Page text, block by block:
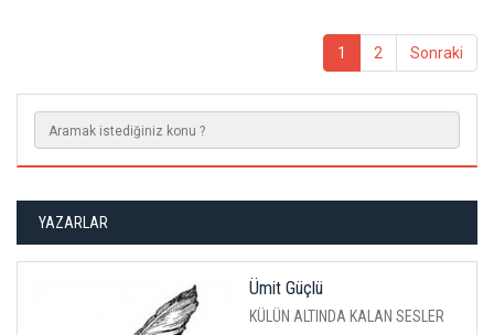
1 2 Sonraki
YAZARLAR
Ümit Güçlü
KÜLÜN ALTINDA KALAN SESLER